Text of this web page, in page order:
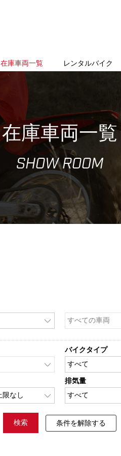
在庫車両一覧 レンタルバイク
在庫車両一覧
SHOW ROOM
バイクタイプ
排気量
検索 条件を解除する